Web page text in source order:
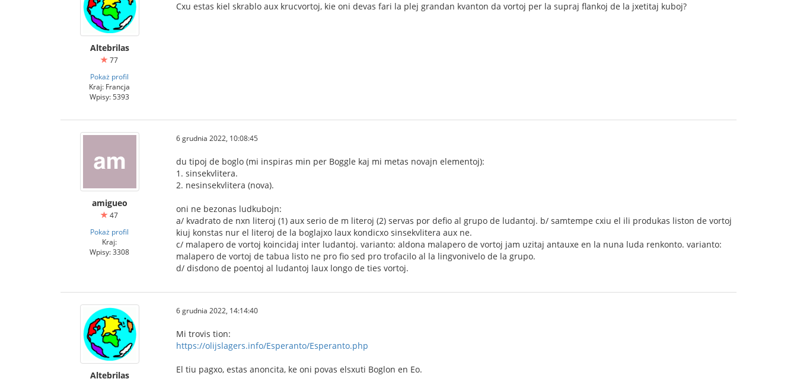
Altebrilas
77
Pokaż profil
Kraj: Francja
Wpisy: 5393
Cxu estas kiel skrablo aux krucvortoj, kie oni devas fari la plej grandan kvanton da vortoj per la supraj flankoj de la jxetitaj kuboj?
amigueo
47
Pokaż profil
Kraj:
Wpisy: 3308
6 grudnia 2022, 10:08:45
du tipoj de boglo (mi inspiras min per Boggle kaj mi metas novajn elementoj):
1. sinsekvlitera.
2. nesinsekvlitera (nova).
oni ne bezonas ludkubojn:
a/ kvadrato de nxn literoj (1) aux serio de m literoj (2) servas por defio al grupo de ludantoj. b/ samtempe cxiu el ili produkas liston de vortoj
kiuj konstas nur el literoj de la boglajxo laux kondicxo sinsekvlitera aux ne.
c/ malapero de vortoj koincidaj inter ludantoj. varianto: aldona malapero de vortoj jam uzitaj antauxe en la nuna luda renkonto. varianto:
malapero de vortoj de tabua listo ne pro fio sed pro trofacilo al la lingvonivelo de la grupo.
d/ disdono de poentoj al ludantoj laux longo de ties vortoj.
Altebrilas
6 grudnia 2022, 14:14:40
Mi trovis tion:
https://olijslagers.info/Esperanto/Esperanto.php
El tiu pagxo, estas anoncita, ke oni povas elsxuti Boglon en Eo.